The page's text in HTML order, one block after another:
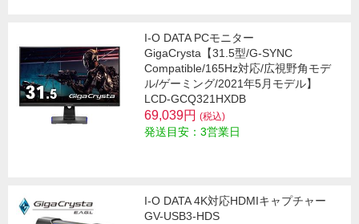
I-O DATA PCモニター
GigaCrysta【31.5型/G-SYNC
Compatible/165Hz対応/広視野角モデ
ル/ゲーミング/2021年5月モデル】
LCD-GCQ321HXDB
69,039円 (税込)
発送目安：3営業日
I-O DATA 4K対応HDMIキャプチャー
GV-USB3-HDS